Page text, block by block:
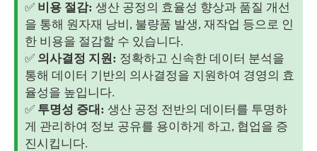
✅ 비용 절감: 생산 공정의 효율성 향상과 품질 개선
을 통해 원자재 낭비, 불량품 발생, 재작업 등으로 인
한 비용을 절감할 수 있습니다.
✅ 의사결정 지원: 정확하고 신속한 데이터 분석을
통해 데이터 기반의 의사결정을 지원하여 경영의 효
율성을 높입니다.
✅ 투명성 증대: 생산 공정 전반의 데이터를 투명하
게 관리하여 정보 공유를 용이하게 하고, 협업을 증
진시킵니다.